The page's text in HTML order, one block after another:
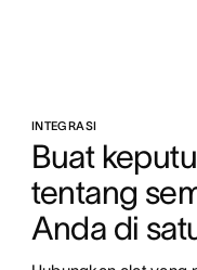
INTEGRASI
Buat
tentang
Anda di